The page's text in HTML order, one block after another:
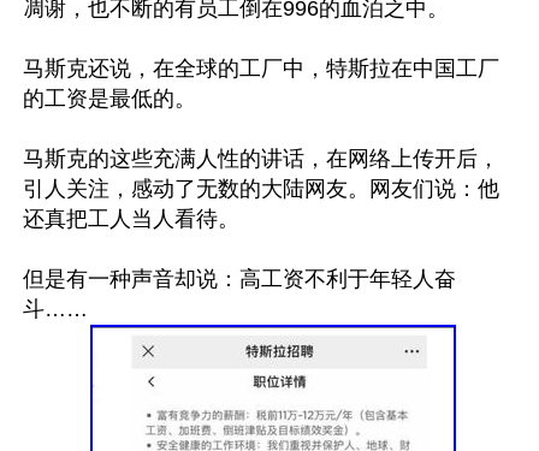
凋谢，也不断的有员工倒在996的血泊之中。
马斯克还说，在全球的工厂中，特斯拉在中国工厂
的工资是最低的。
马斯克的这些充满人性的讲话，在网络上传开后，
引人关注，感动了无数的大陆网友。网友们说：他
还真把工人当人看待。
但是有一种声音却说：高工资不利于年轻人奋